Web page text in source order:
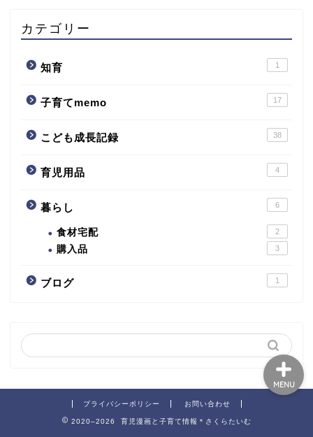
カテゴリー
知育 1
子育てmemo 17
こども成長記録 38
育児用品 4
暮らし 6
食材宅配 2
購入品 3
ブログ 1
プライバシーポリシー お問い合わせ
2020–2026 育児漫画と子育て情報＊さくらたいむ
MENU